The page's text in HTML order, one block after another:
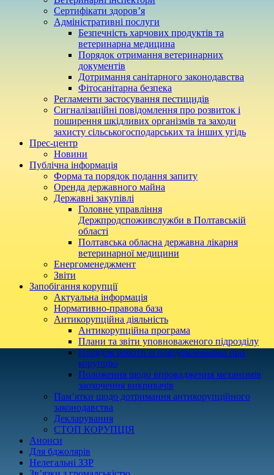
Сертифікати здоров’я
Адміністративні послуги
Безпечність харчових продуктів та
ветеринарна медицина
Порядок отримання ветеринарних
документів
Дотримання санітарного законодавства
Фітосанітарна безпека
Регламенти застосування пестицидів
Сигналізаційні повідомлення про розвиток і
поширення шкідливих організмів та заходи
захисту сільськогосподарських та інших угідь
Прес-центр
Новини
Публічна інформація
Форма та порядок подання запиту
Оренда державного майна
Державні закупівлі
Головне управління
Держпродспоживслужби в Полтавській
області
Полтавська обласна державна лікарня
ветеринарної медицини
Енергоменеджмент
Звіти
Запобігання корупції
Актуальна інформація
Нормативно-правова база
Антикорупційна діяльність
Антикорупційна програма
Плани та звіти уповноваженого підрозділу
Порядок роботи із повідомленнями про
корупцію
Положення щодо впровадження механізмів
заохочення викривачів
Пам’ятки щодо дотримання антикорупційного
законодавства
Декларування
СТОП КОРУПЦІЯ
Анонси
Для бджолярів
Нелегальні ЗЗР